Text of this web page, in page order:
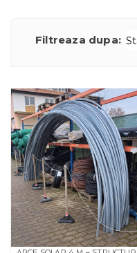
Filtreaza dupa: